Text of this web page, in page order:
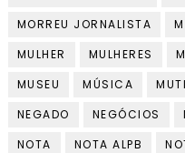
MORREU JORNALISTA
MULHER
MULHERES
MUSEU
MÚSICA
NEGADO
NEGÓCIOS
NOTA
NOTA ALPB